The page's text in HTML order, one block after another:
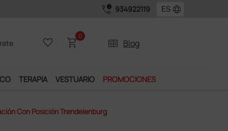
Únete al programa Ds Plus y podrás disfrutar de
call_quality 934922119 language
favorite_border shopping_cart0
two_pager Blog
TERAPIA VESTUARIO PROMOCIONES
Con Posición Trendelenburg